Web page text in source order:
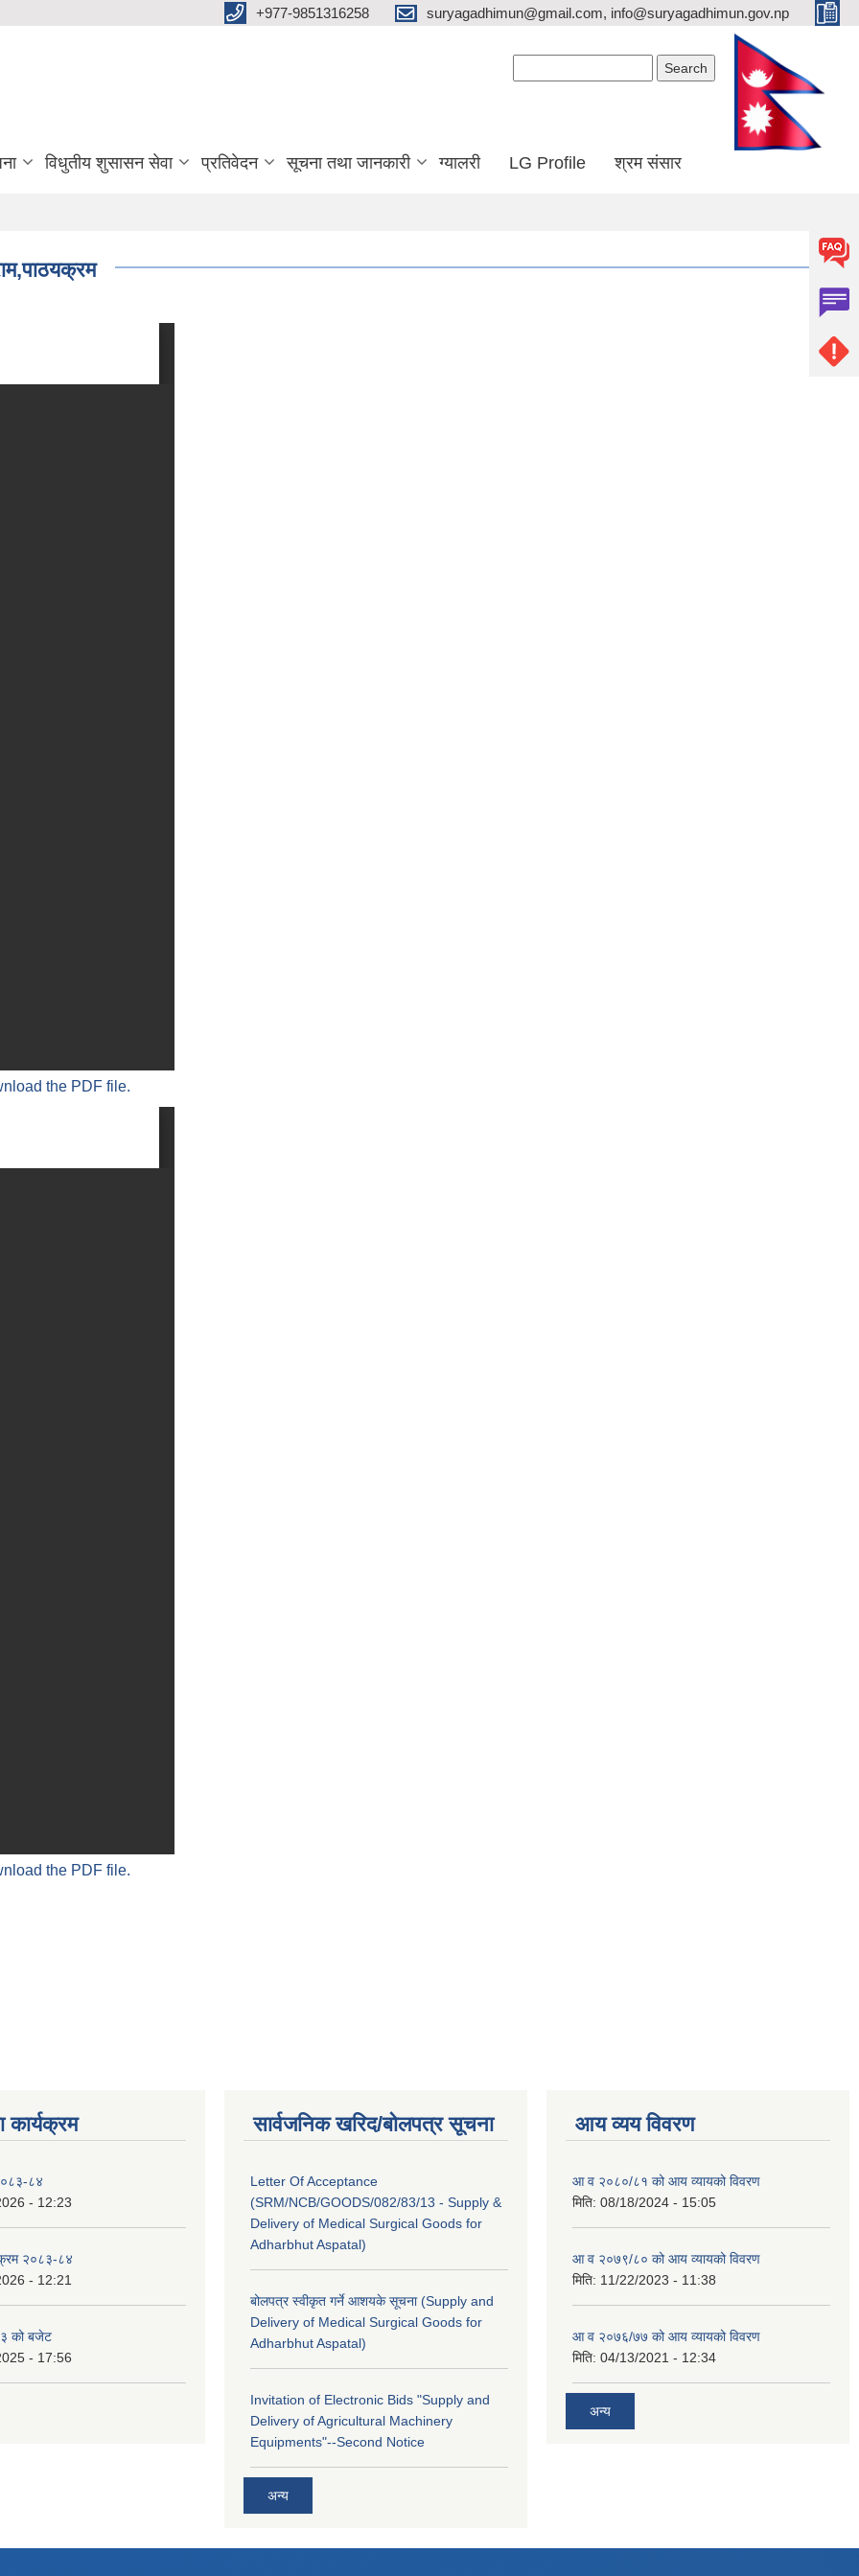
+977-9851316258 suryagadhimun@gmail.com, info@suryagadhimun.gov.np
विधुतीय शुसासन सेवा प्रतिवेदन सूचना तथा जानकारी ग्यालरी LG Profile श्रम संसार
the PDF file.
the PDF file.
८४
- 12:23
२०८३-८४
- 12:21
को बजेट
- 17:56
सार्वजनिक खरिद/बोलपत्र सूचना
Letter Of Acceptance
(SRM/NCB/GOODS/082/83/13 - Supply &
Delivery of Medical Surgical Goods for
Adharbhut Aspatal)
बोलपत्र स्वीकृत गर्ने आशयके सूचना (Supply and
Delivery of Medical Surgical Goods for
Adharbhut Aspatal)
Invitation of Electronic Bids "Supply and
Delivery of Agricultural Machinery
Equipments"--Second Notice
अन्य
आय व्यय विवरण
आ व २०८०/८१ को आय व्यायको विवरण
मिति: 08/18/2024 - 15:05
आ व २०७९/८० को आय व्यायको विवरण
मिति: 11/22/2023 - 11:38
आ व २०७६/७७ को आय व्यायको विवरण
मिति: 04/13/2021 - 12:34
अन्य